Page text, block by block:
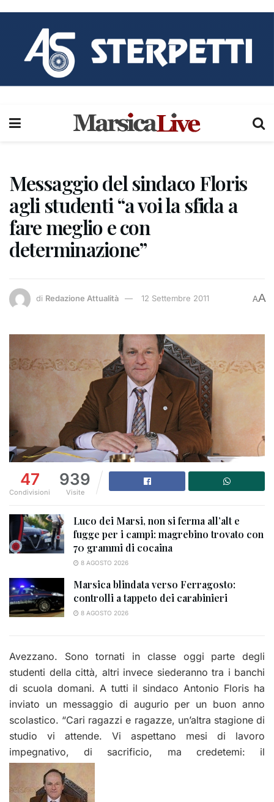
Messaggio del sindaco Floris
agli studenti “a voi la sfida a
fare meglio e con
determinazione”
di Redazione Attualità 12 Settembre 2011 AA
47
Condivisioni
939
Visite
Luco dei Marsi, non si ferma all’alt e
fugge per i campi: magrebino trovato con
70 grammi di cocaina
8 AGOSTO 2026
Marsica blindata verso Ferragosto:
controlli a tappeto dei carabinieri
8 AGOSTO 2026
Avezzano. Sono tornati in classe oggi parte degli
studenti della città, altri invece siederanno tra i banchi
di scuola domani. A tutti il sindaco Antonio Floris ha
inviato un messaggio di augurio per un buon anno
scolastico. “Cari ragazzi e ragazze, un’altra stagione di
studio vi attende. Vi aspettano mesi di lavoro
impegnativo, di sacrificio, ma credetemi: il